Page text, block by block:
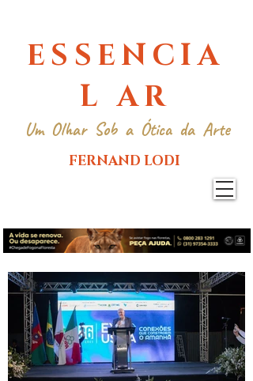
ESSENCIA
L AR
Um Olhar Sob a Ótica da Arte
FERNAND LODI